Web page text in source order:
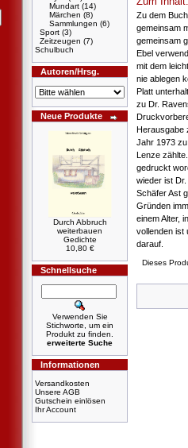
Mundart (14)
Märchen (8)
Sammlungen (6)
Sport (3)
Zeitzeugen (7)
Schulbuch
Autoren/Hrsg.
Neue Produkte
Durch Abbruch
weiterbauen
Gedichte
10,80 €
Schnellsuche
Verwenden Sie
Stichworte, um ein
Produkt zu finden.
erweiterte Suche
Informationen
Versandkosten
Unsere AGB
Gutschein einlösen
Ihr Account
Zu dem
gemeinsam
gemeinsam
Ebel
mit dem
nie ablegen
Platt
zu Dr.
Herausgabe
Jahr 1973
Lenze
gedruckt
wieder ist
Schäfer Ast
Gründen
einem Alter,
vollenden ist
darauf.
Dieses